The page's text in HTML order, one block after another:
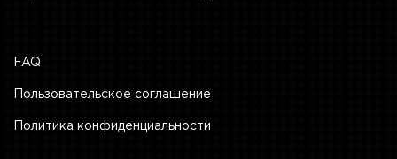
FAQ
Пользовательское соглашение
Политика конфиденциальности